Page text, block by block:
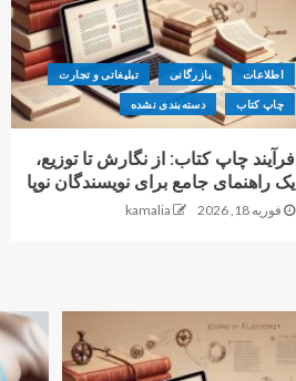
اطلاعات بازرگانی تبلیغاتی و تجارت
چاپ کتاب دسته‌بندی نشده
فرآیند چاپ کتاب: از نگارش تا توزیع،
یک راهنمای جامع برای نویسندگان نوپا
فوریه 18, 2026 kamalia